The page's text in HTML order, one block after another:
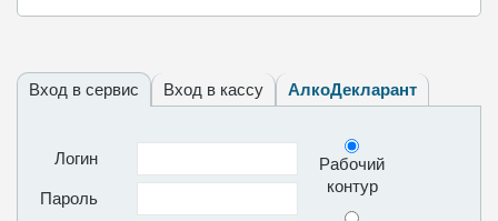
Вход в сервис Вход в кассу АлкоДекларант
Логин
Пароль
Рабочий
контур